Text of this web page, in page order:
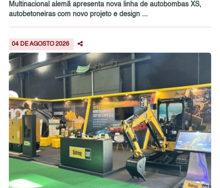
Multinacional alemã apresenta nova linha de autobombas XS,
autobetoneiras com novo projeto e design ...
04 DE AGOSTO 2026